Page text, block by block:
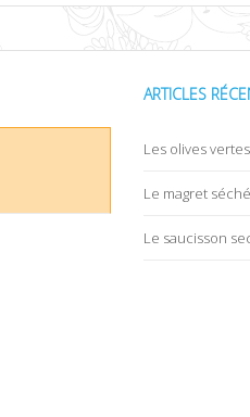
ARTICLES
Les olives
Le magret
Le saucisson